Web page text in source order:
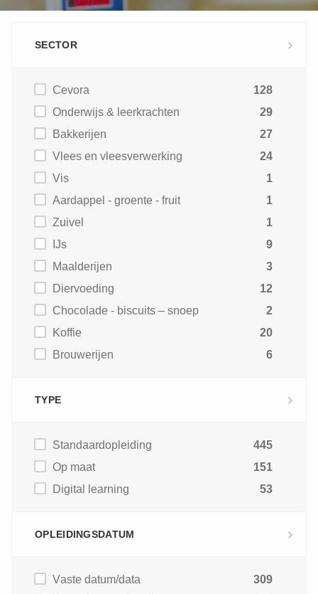
SECTOR
Cevora
128
Onderwijs & leerkrachten
29
Bakkerijen
27
Vlees en vleesverwerking
24
Vis
1
Aardappel - groente - fruit
1
Zuivel
1
IJs
9
Maalderijen
3
Diervoeding
12
Chocolade - biscuits – snoep
2
Koffie
20
Brouwerijen
6
TYPE
Standaardopleiding
445
Op maat
151
Digital learning
53
OPLEIDINGSDATUM
Vaste datum/data
309